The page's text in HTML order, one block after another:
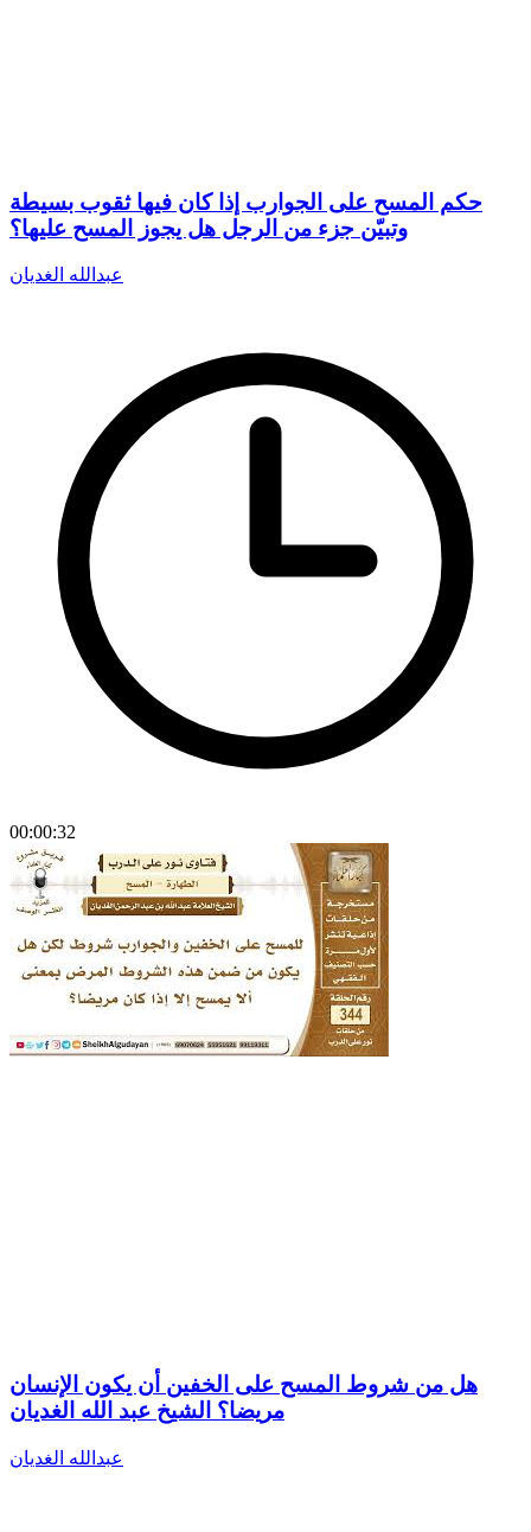
حكم المسح على الجوارب إذا كان فيها ثقوب بسيطة
وتبيّن جزء من الرجل هل يجوز المسح عليها؟
عبدالله الغديان
00:00:32
هل من شروط المسح على الخفين أن يكون الإنسان
مريضا؟ الشيخ عبد الله الغديان
عبدالله الغديان